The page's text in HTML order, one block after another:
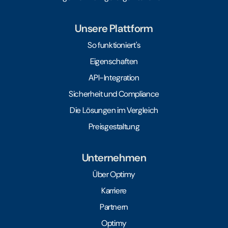
Unsere Plattform
So funktioniert's
Eigenschaften
API-Integration
Sicherheit und Compliance
Die Lösungen im Vergleich
Preisgestaltung
Unternehmen
Über Optimy
Karriere
Partnern
Optimy